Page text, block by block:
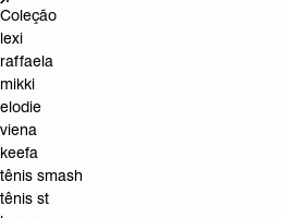
Coleção
lexi
raffaela
mikki
elodie
viena
keefa
tênis smash
tênis st